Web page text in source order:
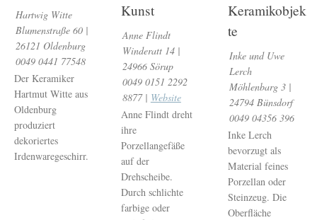
Hartwig Witte
Blumenstraße 60 |
26121 Oldenburg
0049 0441 77548
Der Keramiker
Hartmut Witte aus
Oldenburg
produziert
dekoriertes
Irdenwaregeschirr.
Kunst
Anne Flindt
Winderatt 14 |
24966 Sörup
0049 0151 2292
8877 | Website
Anne Flindt dreht
ihre
Porzellangefäße
auf der
Drehscheibe.
Durch schlichte
farbige oder
Keramikobjek
te
Inke und Uwe
Lerch
Möhlenbarg 3 |
24794 Bünsdorf
0049 04356 396
Inke Lerch
bevorzugt als
Material feines
Porzellan oder
Steinzeug. Die
Oberfläche